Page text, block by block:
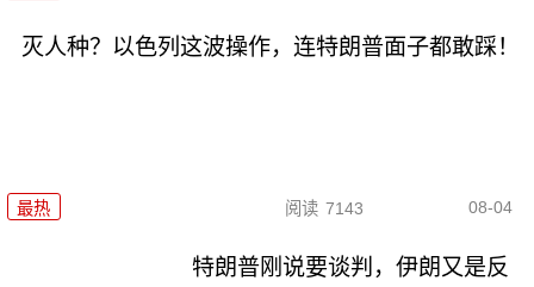
灭人种？以色列这波操作，连特朗普面子都敢踩！
最热 阅读 7143 08-04
特朗普刚说要谈判，伊朗又是反